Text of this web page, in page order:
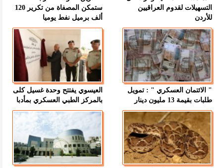
التسهيلات لقدوم العراقيين
للأردن
ستمكن المصفاة من تكرير 120
ألف برميل نفط يوميا
" الائتمان العسكري " : تمويل
طلبات بقيمة 13 مليون دينار
العيسوي يفتتح وحدة غسيل كلى
بالمركز الطبي العسكري بمأدبا